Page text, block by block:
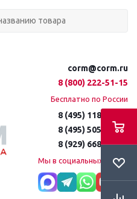
corm@corm.ru
8 (800) 222-51-15
Бесплатно по России
8 (495) 118-61-16
8 (495) 505-51-15
8 (929) 668-95-35
Мы в социальных сетях: